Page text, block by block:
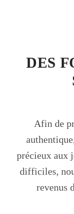
DES
Afin de
précieux aux
difficiles,
revenus